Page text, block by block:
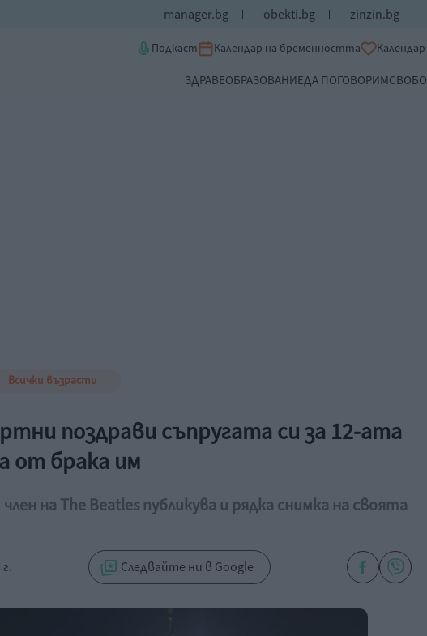
manager.bg obekti.bg zinzin.bg
Подкаст Календар на бременността
ЗДРАВЕОБРАЗОВАНИЕДА ПОГОВОРИМ
Всички възрасти
поздрави съпругата си за 12-ата
от брака им
на The Beatles публикува и рядка снимка на своята
Следвайте ни в Google